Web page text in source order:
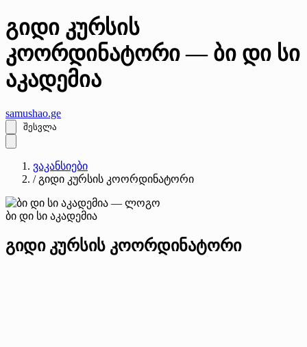
გიდი კურსის
კოორდინატორი — ბი დი სი
აკადემია
samushao.ge
შესვლა
ვაკანსიები
/ გიდი კურსის კოორდინატორი
ბი დი სი აკადემია
გიდი კურსის კოორდინატორი